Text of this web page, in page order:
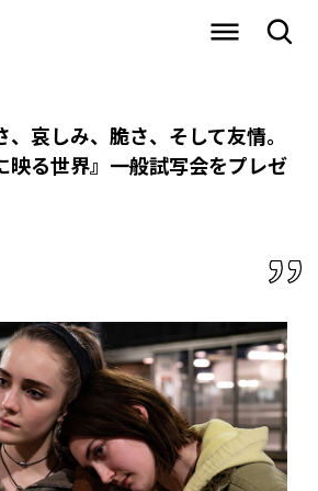
哀しみ、脆さ、そして友情。
映る世界』一般試写会をプレゼ